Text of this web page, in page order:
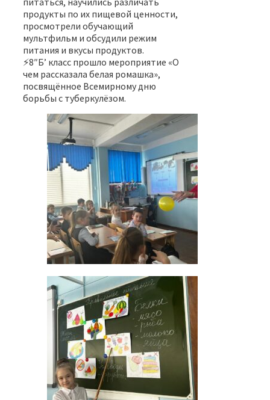
продукты по их пищевой ценности,
просмотрели обучающий
мультфильм и обсудили режим
питания и вкусы продуктов.
⚡️8″Б’ класс прошло мероприятие «О
чем рассказала белая ромашка»,
посвящённое Всемирному дню
борьбы с туберкулёзом.